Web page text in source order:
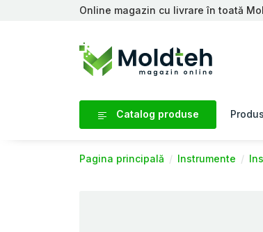
Online magazin cu livrare în toată
Catalog produse
Pagina principală Instrumente